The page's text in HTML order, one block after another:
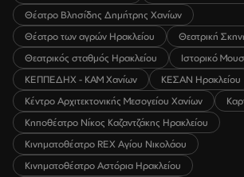
Θέατρο Βλησίδης Δημήτρης Χανίων
Θέατρο των αγρών Ηρακλείου
Θεατρική
Θεατρικός σταθμός Ηρακλείου
Ιστορικό
ΚΕΠΠΕΔΗΧ - ΚΑΜ Χανίων
ΚΕΣΑΝ Ηρακλείου
Κέντρο Αρχιτεκτονικής Μεσογείου Χανίων
Κηποθέατρο Νίκος Καζαντζάκης Ηρακλείου
Κινηματοθέατρο REX Αγίου Νικολάου
Κινηματοθέατρο Αστόρια Ηρακλείου